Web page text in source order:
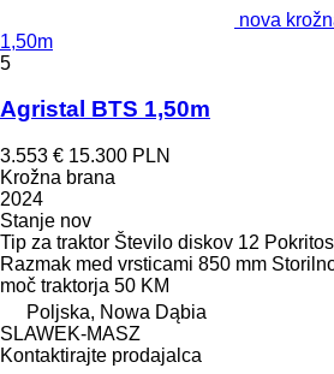
nova
1,50m
5
Agristal BTS 1,50m
3.553 € 15.300 PLN
Krožna brana
2024
Stanje nov
Tip za traktor Število diskov 12
Razmak med vrsticami 850 mm
moč traktorja 50 KM
Poljska, Nowa Dąbia
SLAWEK-MASZ
Kontaktirajte prodajalca